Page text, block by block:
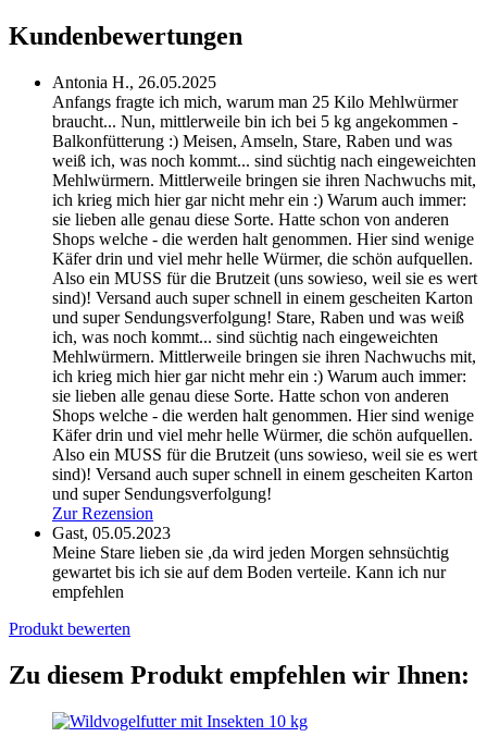
Kundenbewertungen
Antonia H., 26.05.2025
Anfangs fragte ich mich, warum man 25 Kilo Mehlwürmer
braucht... Nun, mittlerweile bin ich bei 5 kg angekommen -
Balkonfütterung :) Meisen, Amseln, Stare, Raben und was
weiß ich, was noch kommt... sind süchtig nach eingeweichten
Mehlwürmern. Mittlerweile bringen sie ihren Nachwuchs mit,
ich krieg mich hier gar nicht mehr ein :) Warum auch immer:
sie lieben alle genau diese Sorte. Hatte schon von anderen
Shops welche - die werden halt genommen. Hier sind wenige
Käfer drin und viel mehr helle Würmer, die schön aufquellen.
Also ein MUSS für die Brutzeit (uns sowieso, weil sie es wert
sind)! Versand auch super schnell in einem gescheiten Karton
und super Sendungsverfolgung! Stare, Raben und was weiß
ich, was noch kommt... sind süchtig nach eingeweichten
Mehlwürmern. Mittlerweile bringen sie ihren Nachwuchs mit,
ich krieg mich hier gar nicht mehr ein :) Warum auch immer:
sie lieben alle genau diese Sorte. Hatte schon von anderen
Shops welche - die werden halt genommen. Hier sind wenige
Käfer drin und viel mehr helle Würmer, die schön aufquellen.
Also ein MUSS für die Brutzeit (uns sowieso, weil sie es wert
sind)! Versand auch super schnell in einem gescheiten Karton
und super Sendungsverfolgung!
Zur Rezension
Gast, 05.05.2023
Meine Stare lieben sie ,da wird jeden Morgen sehnsüchtig
gewartet bis ich sie auf dem Boden verteile. Kann ich nur
empfehlen
Produkt bewerten
Zu diesem Produkt empfehlen wir Ihnen: